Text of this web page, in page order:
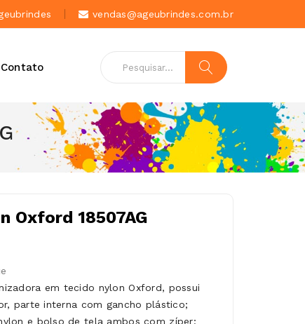
vendas@ageubrindes.com.br
Contato
Oxford 18507AG
em tecido nylon Oxford, possui
parte interna com gancho plástico;
e bolso de tela ambos com zíper;